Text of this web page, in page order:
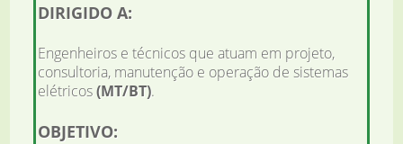
DIRIGIDO A:
Engenheiros e técnicos que atuam em projeto,
consultoria, manutenção e operação de sistemas
elétricos(MT/BT).
OBJETIVO: